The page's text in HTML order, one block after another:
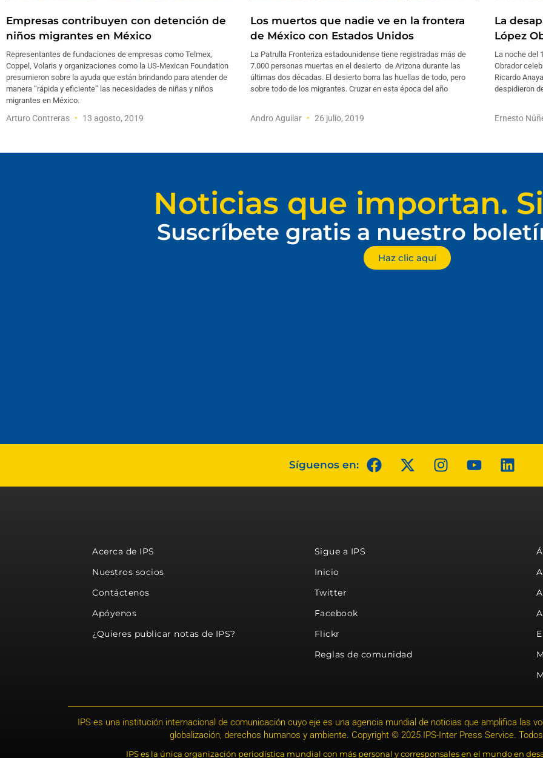
Empresas contribuyen con detención de
niños migrantes en México
Representantes de fundaciones de empresas como Telmex,
Coppel, Volaris y organizaciones como la US-Mexican Foundation
presumieron sobre la ayuda que están brindando para atender de
manera “rápida y eficiente” las necesidades de niñas y niños
migrantes en México.
Arturo Contreras 13 agosto, 2019
Los muertos que nadie ve en la frontera
de México con Estados Unidos
La Patrulla Fronteriza estadounidense tiene registradas más de
7.000 personas muertas en el desierto de Arizona durante las
últimas dos décadas. El desierto borra las huellas de todo, pero
sobre todo de los migrantes. Cruzar en esta época del año
Andro Aguilar 26 julio, 2019
La
López
La noche del
Obrador
Ricardo
despidieron
Ernesto
Noticias que importan.
Suscríbete gratis a nuestro
Haz clic aquí
Síguenos en:
Acerca de IPS
Nuestros socios
Contáctenos
Apóyenos
¿Quieres publicar notas de IPS?
Sigue a IPS
Inicio
Twitter
Facebook
Flickr
Reglas de comunidad
IPS es una institución internacional de comunicación cuyo eje es una agencia mundial de noticias que amplifica las
globalización, derechos humanos y ambiente. Copyright © 2025 IPS-Inter Press Service.
IPS es la única organización periodística mundial con más personal y corresponsales en el mundo en